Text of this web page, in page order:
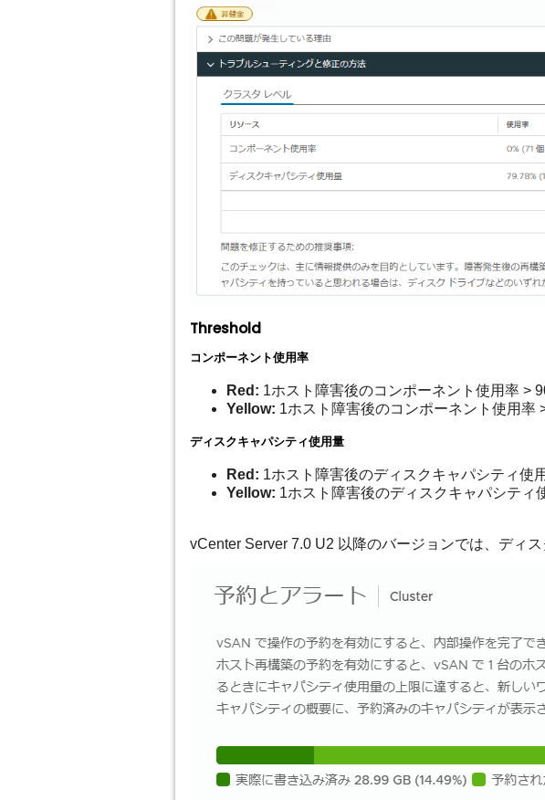
Threshold
コンポーネント使用率
Red: 1ホスト障害後のコンポーネント使用率 >
Yellow: 1ホスト障害後のコンポーネント使用率
ディスクキャパシティ使用量
Red: 1ホスト障害後のディスクキャパシティ使
Yellow: 1ホスト障害後のディスクキャパシティ
vCenter Server 7.0 U2 以降のバージョンでは、ディ